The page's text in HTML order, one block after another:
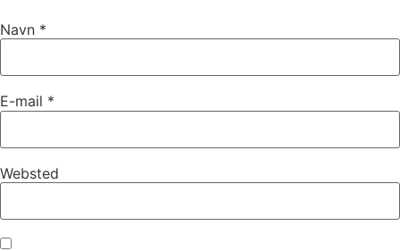
Navn *
E-mail *
Websted